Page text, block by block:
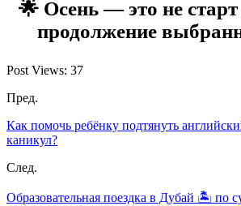
🌟 Осень — это не
продолжение
Post Views: 37
Пред.
Как помочь ребёнку подтянуть
каникул?
След.
Образовательная поездка в Дубай 🏝⁣⁣ по